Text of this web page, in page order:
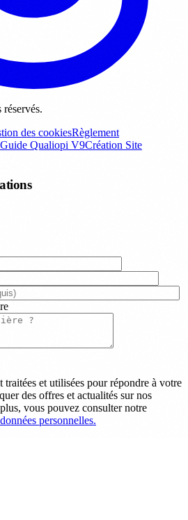
des cookiesRèglement
Guide Qualiopi V9Création Site
traitées et utilisées pour répondre à votre
des offres et actualités sur nos
vous pouvez consulter notre
personnelles.